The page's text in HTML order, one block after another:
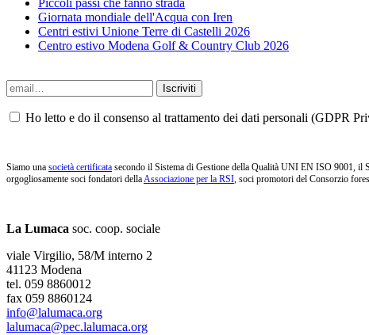
Piccoli passi che fanno strada
Giornata mondiale dell'Acqua con Iren
Centri estivi Unione Terre di Castelli 2026
Centro estivo Modena Golf & Country Club 2026
Ho letto e do il consenso al trattamento dei dati personali (GDPR
Siamo una società certificata secondo il Sistema di Gestione della Qualità UNI EN ISO 9001, il
orgogliosamente soci fondatori dellaAssociazione per la RSI, soci promotori del Consorzio
La Lumaca soc. coop. sociale
viale Virgilio, 58/M interno 2
41123 Modena
tel. 059 8860012
fax 059 8860124
info@lalumaca.org
lalumaca@pec.lalumaca.org